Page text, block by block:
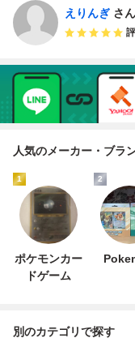
えりんぎ さん
人気のメーカー・ブラ
1
ポケモンカー
ドゲーム
2
別のカテゴリで探す